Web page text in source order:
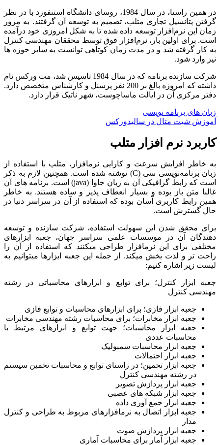
در همین راستا، در سال 1984، روسای دانشگاه استنفورد با در نظر
گرفتن پتانسیل تجاری متلب، تصمیم به توسعه آن گرفتند. به مرور
زمان این نرم‌افزار توسعه داده شده تا به شکل امروزی خود درآمده
است. برای اولین بار، نرم‌افزار فوق توسط محققان مهندسی کنترل
به کار گرفته شد و در مدت زمان کوتاهی توانست به سایر حوزه ­ها
نیز وارد شود.
شرکت سازنده برنامه که در سال 1984 تاسیس شد، مت ورکس نام
داشته که امروزه بالغ بر 200 نفر پرسنل و کارشناس متخصص دارد.
دفتر مرکزی آن در ایالت ماساچوست، شهر ناتیک قرار دارد.
زبان های برنامه نویسی
آموزش شیت متال در سالیدورکس
کاربرد نرم افزار متلب
به خاطر افزایش سرعت و کارایی نرم­افزار، متلب با استفاده از
زبان برنامه‌نویسی سی (C) نوشته شده است. همچنین لازم به ذکر
است که رابط گرافیکی آن به زبان جاوا (java) است. برنامه ­های آن
غالبا متن باز بوده و بسیار انعطاف پذیر و ساده هستند. به خاطر
همین رابط کاربری آسان بوده که استفاده از آن در سراسر دنیا در
حال گسترش است.
برای محقق شدن این سهولت استفاده، شرکت سازنده و توسعه
دهندگان آن در موسسات علمی سراسر جهان، جعبه ابزارهای
مختلفی برای این نرم­افزار طراحی می­کنند که استفاده از آن را
راحت تر و لذت بخش می­کند. از جمله این جعبه ابزارها می­توانیم به
لیست زیر اشاره کنیم:
جعبه ابزار کنترل؛ برای توابع و ابزارهای محاسباتی در رشته
مهندسی کنترل
جعبه ابزار فازی؛ برای ابزارهای محاسبات و توابع فازی
جعبه ابزار مخابرات؛ برای محاسبات رشته مهندسی مخابرات
جعبه ابزار محاسبات؛ جهت توابع و ابزارهای مرتبط با
محاسبات عددی
جعبه ابزار محاسبات سمبولیک
جعبه ابزار احتمالات
جعبه ابزار تخمین؛ در راستای توابع و محاسبات تخمین سیستم
در رشته مهندسی کنترل
جعبه ابزار پردازش تصویر
جعبه ابزار شبکه ­های عصبی
جعبه ابزار جمع ­آوری داده
جعبه ابزار اتصال به نرم­افزارهای مربوط به طراحی و کنترل
مدار
جعبه ابزار پردازش صوت
جعبه ابزار آمار برای محاسبات آماری